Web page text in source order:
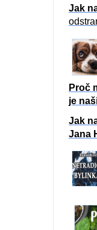
Jak
Proč
je
Jak
Jana